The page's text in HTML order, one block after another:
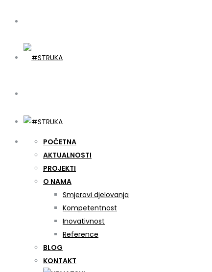
POČETNA
AKTUALNOSTI
PROJEKTI
O NAMA
Smjerovi djelovanja
Kompetentnost
Inovativnost
Reference
BLOG
KONTAKT